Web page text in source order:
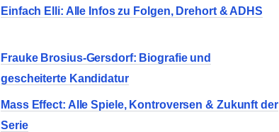
Einfach Elli: Alle Infos zu Folgen, Drehort & ADHS
Frauke Brosius-Gersdorf: Biografie und
gescheiterte Kandidatur
Mass Effect: Alle Spiele, Kontroversen & Zukunft der
Serie